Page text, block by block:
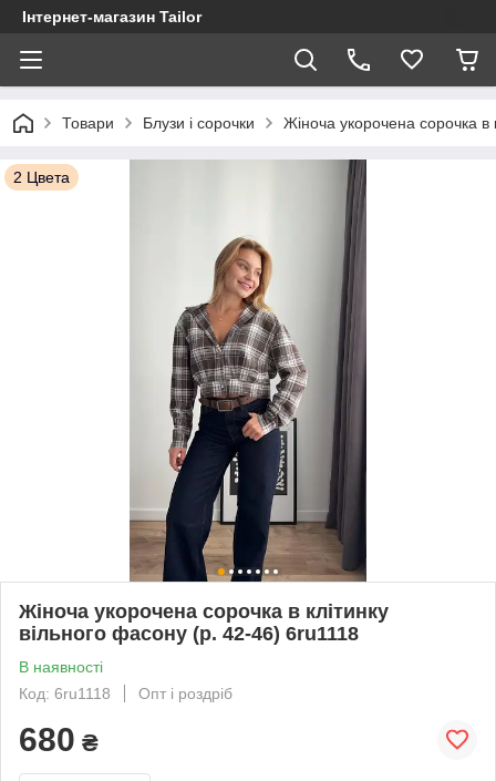
Інтернет-магазин Tailor
Товари Блузи і сорочки Жіноча укорочена сорочка в
2 Цвета
Жіноча укорочена сорочка в клітинку
вільного фасону (р. 42-46) 6ru1118
В наявності
Код: 6ru1118
Опт і роздріб
680 ₴